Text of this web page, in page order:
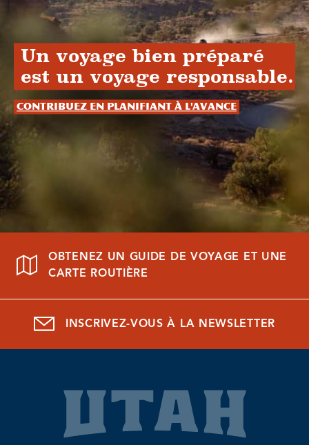
Un voyage bien préparé
est un voyage responsable.
Contribuez en planifiant à l'avance
OBTENEZ UN GUIDE DE VOYAGE ET UNE
CARTE ROUTIÈRE
INSCRIVEZ-VOUS À LA NEWSLETTER